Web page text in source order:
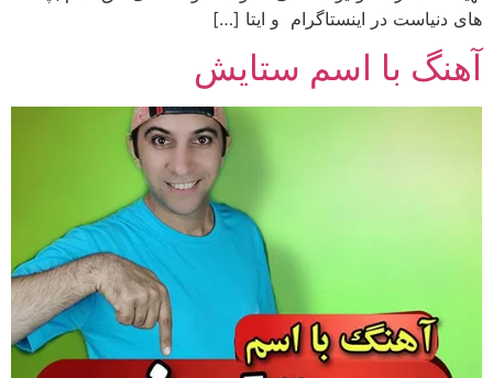
های دنیاست در اینستاگرام و ایتا […]
آهنگ با اسم ستایش